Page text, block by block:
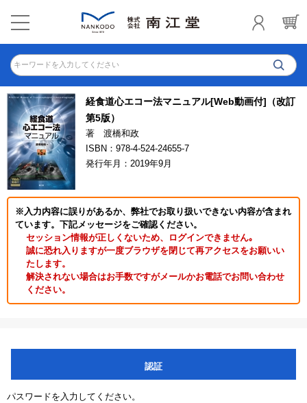
キーワードを入力してください
経食道心エコー法マニュアル[Web動画付]（改訂
第5版）
著 渡橋和政
ISBN：978-4-524-24655-7
発行年月：2019年9月
※入力内容に誤りがあるか、弊社でお取り扱いできない内容が含まれ
ています。下記メッセージをご確認ください。
セッション情報が正しくないため、ログインできません｡
誠に恐れ入りますが一度ブラウザを閉じて再アクセスをお願いい
たします。
解決されない場合はお手数ですがメールかお電話でお問い合わせ
ください。
認証
パスワードを入力してください。